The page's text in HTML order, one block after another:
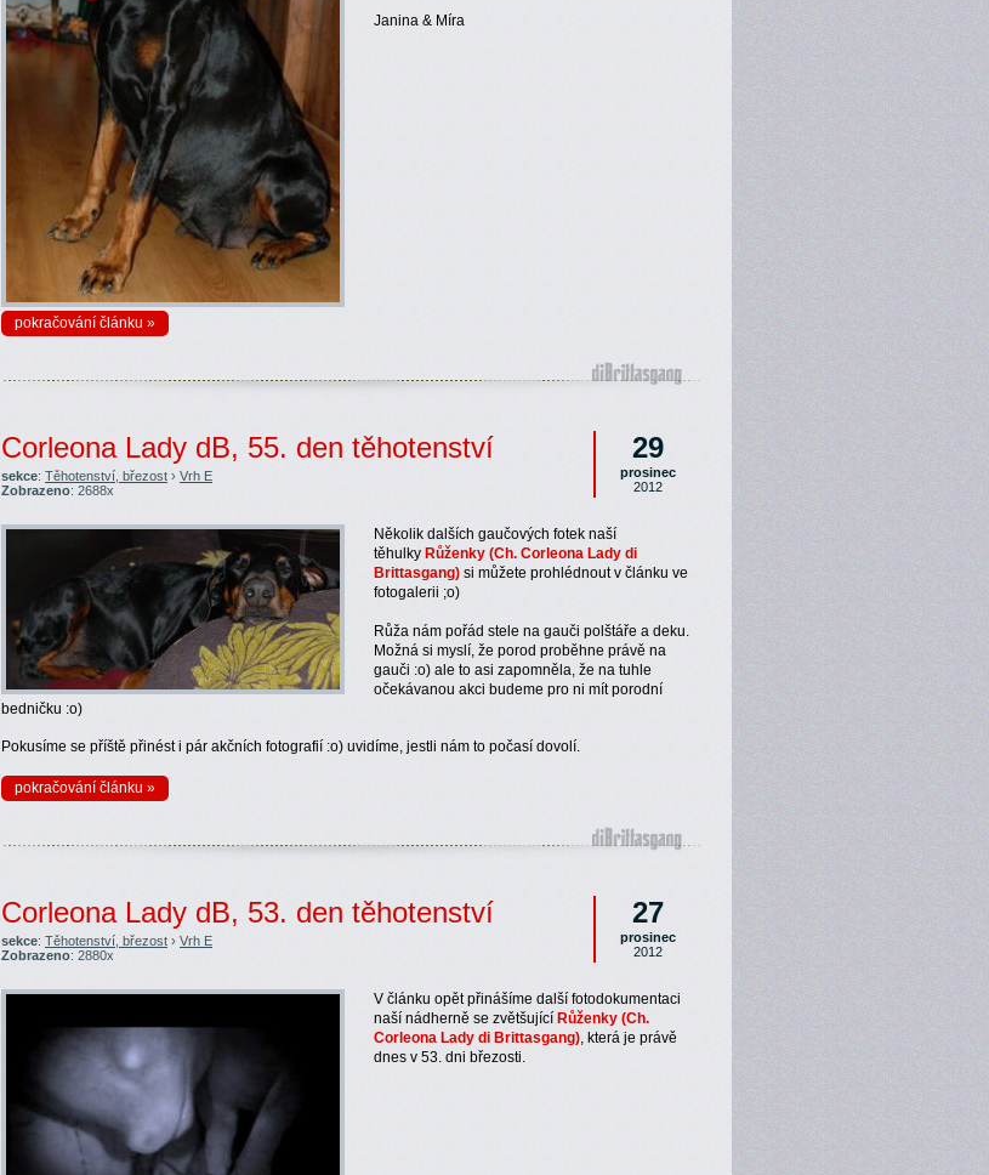
Janina & Míra
pokračování článku »
29
prosinec
2012
Corleona Lady dB, 55. den těhotenství
sekce: Těhotenství, březost › Vrh E
Zobrazeno: 2688x
Několik dalších gaučových fotek naší
těhulky Růženky (Ch. Corleona Lady di
Brittasgang) si můžete prohlédnout v článku ve
fotogalerii ;o)
Růža nám pořád stele na gauči polštáře a deku.
Možná si myslí, že porod proběhne právě na
gauči :o) ale to asi zapomněla, že na tuhle
očekávanou akci budeme pro ni mít porodní
bedničku :o)
Pokusíme se příště přinést i pár akčních fotografií :o) uvidíme, jestli nám to počasí dovolí.
pokračování článku »
27
prosinec
2012
Corleona Lady dB, 53. den těhotenství
sekce: Těhotenství, březost › Vrh E
Zobrazeno: 2880x
V článku opět přinášíme další fotodokumentaci
naší nádherně se zvětšující Růženky (Ch.
Corleona Lady di Brittasgang) , která je právě
dnes v 53. dni březosti.